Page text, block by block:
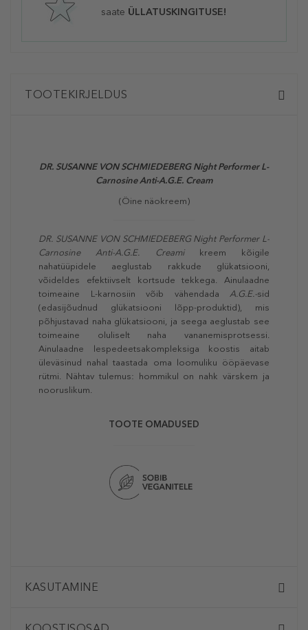
saate ÜLLATUSKINGITUSE!
TOOTEKIRJELDUS
DR. SUSANNE VON SCHMIEDEBERG Night Performer L-
Carnosine Anti-A.G.E. Cream
(Öine näokreem)
DR. SUSANNE VON SCHMIEDEBERG Night Performer L-
Carnosine Anti-A.G.E. Creamikreem kõigile
nahatüüpidele aeglustab rakkude glükatsiooni,
võideldes efektiivselt kortsude tekkega. Ainulaadne
toimeaine L-karnosiin võib vähendada A.G.E.-sid
(edasijõudnud glükatsiooni lõpp-produktid), mis
põhjustavad naha glükatsiooni, ja seega aeglustab see
toimeaine oluliselt naha vananemisprotsessi.
Ainulaadne lespedeetsakompleksiga koostis aitab
üleväsinud nahal taastada oma loomuliku ööpäevase
rütmi. Nähtav tulemus: hommikul on nahk värskem ja
nooruslikum.
TOOTE OMADUSED
KASUTAMINE